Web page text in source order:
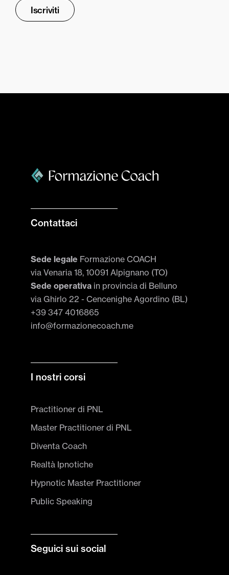
Contattaci
Sede legale Formazione COACH
via Venaria 18, 10091 Alpignano (TO)
Sede operativa in provincia di Belluno
via Ghirlo 22 - Cencenighe Agordino (BL)
+39 347 4016865
info@formazionecoach.me
I nostri corsi
Practitioner di PNL
Master Practitioner di PNL
Diventa Coach
Realtà Ipnotiche
Hypnotic Master Practitioner
Public Speaking
Seguici sui social